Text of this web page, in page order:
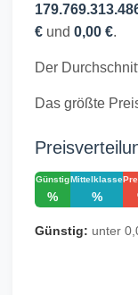
€ und 0,00 €.
Der
Das größte
Günstig
%
Mittelklasse
%
Günstig: unter